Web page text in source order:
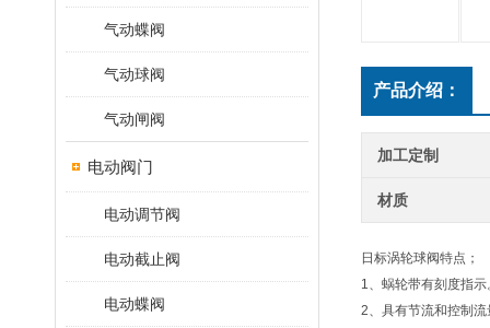
气动蝶阀
气动球阀
气动闸阀
电动阀门
电动调节阀
电动截止阀
电动蝶阀
产品介绍：
加工定制
材质
日标涡轮球阀特点；
1、蜗轮带有刻度指示
2、具有节流和控制流